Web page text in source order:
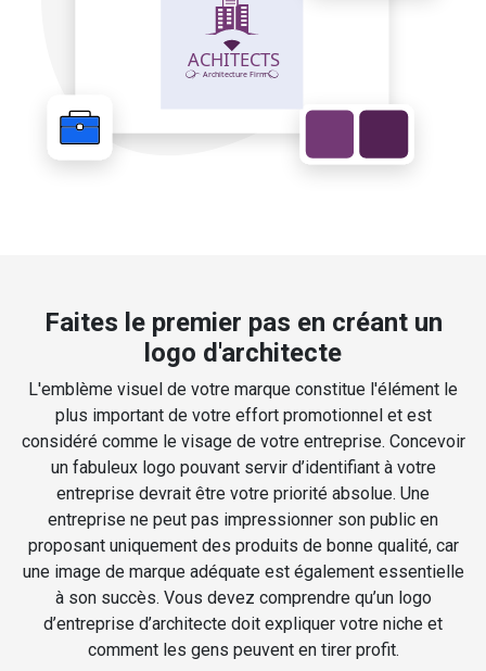
Faites le premier pas en créant un
logo d'architecte
L'emblème visuel de votre marque constitue l'élément le
plus important de votre effort promotionnel et est
considéré comme le visage de votre entreprise. Concevoir
un fabuleux logo pouvant servir d’identifiant à votre
entreprise devrait être votre priorité absolue. Une
entreprise ne peut pas impressionner son public en
proposant uniquement des produits de bonne qualité, car
une image de marque adéquate est également essentielle
à son succès. Vous devez comprendre qu’un logo
d’entreprise d’architecte doit expliquer votre niche et
comment les gens peuvent en tirer profit.